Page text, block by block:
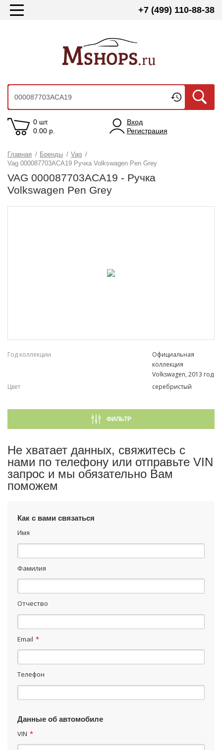
+7 (499) 110-88-38
0 шт.
0.00 р.
Вход
Регистрация
Главная / Бренды / Vag /
Vag 000087703ACA19 Ручка Volkswagen Pen Grey
VAG 000087703ACA19 - Ручка
Volkswagen Pen Grey
Год коллекции
Официальная
коллекция
Volkswagen, 2013 год
Цвет
серебристый
ФИЛЬТР
Не хватает данных, свяжитесь с
нами по телефону или отправьте VIN
запрос и мы обязательно Вам
поможем
Как с вами связаться
Имя
Фамилия
Отчество
Email *
Телефон
Данные об автомобиле
VIN *